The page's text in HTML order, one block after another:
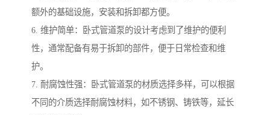
额外的基础设施，安装和拆卸都方便。
6. 维护简单：卧式管道泵的设计考虑到了维护的便利
性，通常配备有易于拆卸的部件，便于日常检查和维
护。
7. 耐腐蚀性强：卧式管道泵的材质选择多样，可以根据
不同的介质选择耐腐蚀材料，如不锈钢、铸铁等，延长